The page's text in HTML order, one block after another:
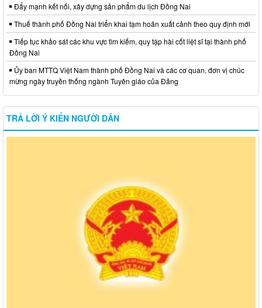
Đẩy mạnh kết nối, xây dựng sản phẩm du lịch Đồng Nai
Thuế thành phố Đồng Nai triển khai tạm hoãn xuất cảnh theo quy định mới
Tiếp tục khảo sát các khu vực tìm kiếm, quy tập hài cốt liệt sĩ tại thành phố
Đồng Nai
Ủy ban MTTQ Việt Nam thành phố Đồng Nai và các cơ quan, đơn vị chúc
mừng ngày truyền thống ngành Tuyên giáo của Đảng
TRẢ LỜI Ý KIẾN NGƯỜI DÂN